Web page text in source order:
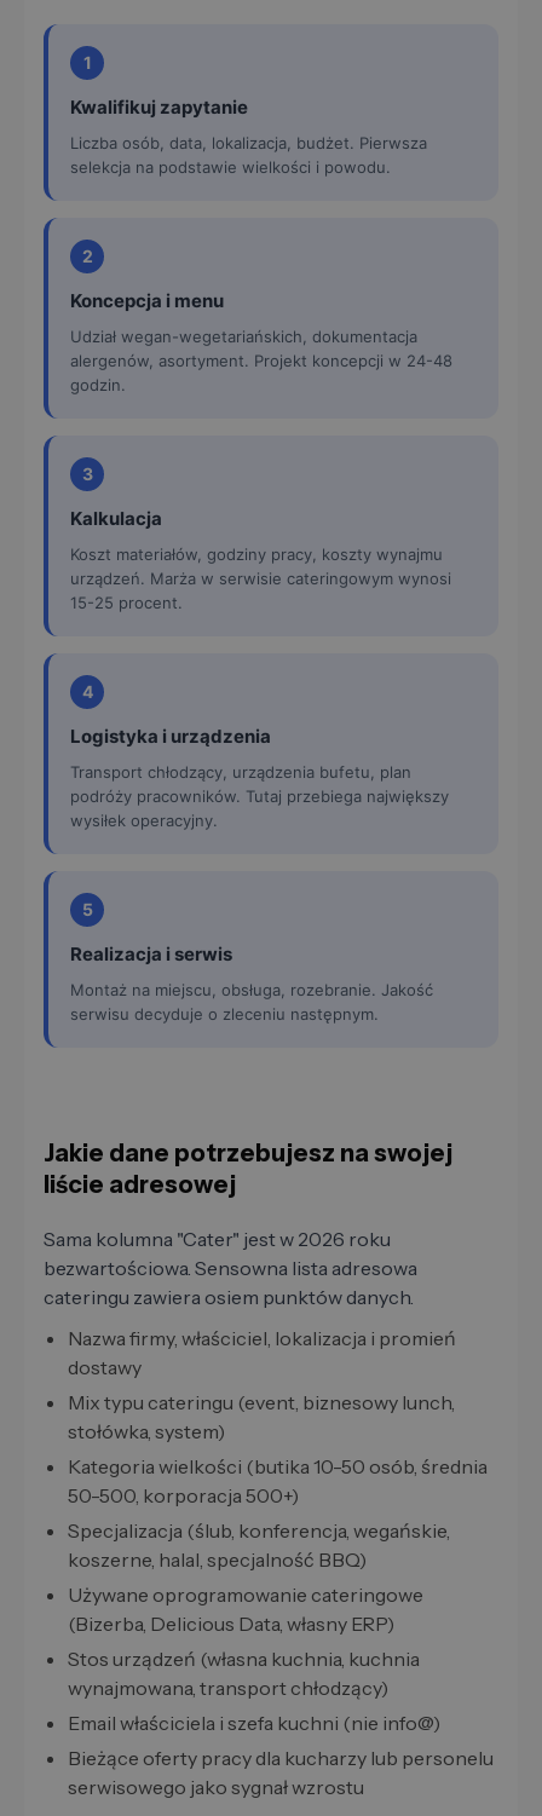
1
Kwalifikuj zapytanie
Liczba osób, data, lokalizacja, budżet. Pierwsza
selekcja na podstawie wielkości i powodu.
2
Koncepcja i menu
Udział wegan-wegetariańskich, dokumentacja
alergenów, asortyment. Projekt koncepcji w 24-48
godzin.
3
Kalkulacja
Koszt materiałów, godziny pracy, koszty wynajmu
urządzeń. Marża w serwisie cateringowym wynosi
15-25 procent.
4
Logistyka i urządzenia
Transport chłodzący, urządzenia bufetu, plan
podróży pracowników. Tutaj przebiega największy
wysiłek operacyjny.
5
Realizacja i serwis
Montaż na miejscu, obsługa, rozebranie. Jakość
serwisu decyduje o zleceniu następnym.
Jakie dane potrzebujesz na swojej
liście adresowej
Sama kolumna "Cater" jest w 2026 roku
bezwartościowa. Sensowna lista adresowa
cateringu zawiera osiem punktów danych.
Nazwa firmy, właściciel, lokalizacja i promień
dostawy
Mix typu cateringu (event, biznesowy lunch,
stołówka, system)
Kategoria wielkości (butika 10-50 osób, średnia
50-500, korporacja 500+)
Specjalizacja (ślub, konferencja, wegańskie,
koszerne, halal, specjalność BBQ)
Używane oprogramowanie cateringowe
(Bizerba, Delicious Data, własny ERP)
Stos urządzeń (własna kuchnia, kuchnia
wynajmowana, transport chłodzący)
Email właściciela i szefa kuchni (nie info@)
Bieżące oferty pracy dla kucharzy lub personelu
serwisowego jako sygnał wzrostu